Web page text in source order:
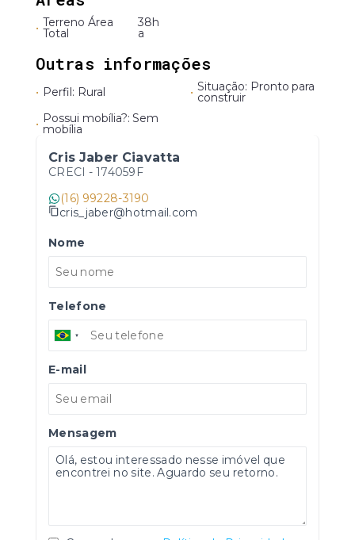
• Terreno Área
Total
38h
a
Outras informações
• Perfil: Rural • Situação: Pronto para
construir
• Possui mobília?: Sem
mobília
Cris Jaber Ciavatta
CRECI - 174059F
(16) 99228-3190
cris_jaber@hotmail.com
Nome
Telefone
E-mail
Mensagem